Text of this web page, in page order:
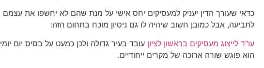
כדאי שעורך הדין יעניק למעסיקים יחס אישי על מנת שהם לא יחשפו את עצמם
לתביעה, אבל כמובן חשוב שיהיה לו גם ניסיון מוכח בתחום הזה:
עו"ד לייצוג מעסיקים בראשון לציון עובד בעיר גדולה ולכן כמעט על בסיס יום יומי
הוא פוגש שורה ארוכה של מקרים ייחודיים.